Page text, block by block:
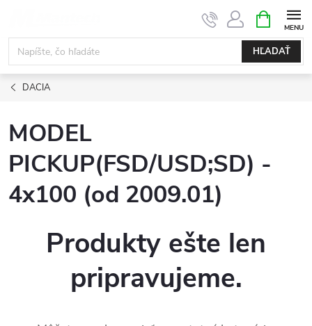
obsah
HĽADAŤ
KOŠÍK
DACIA
MODEL
PICKUP(FSD/USD;SD) -
4x100 (od 2009.01)
Produkty ešte len
pripravujeme.